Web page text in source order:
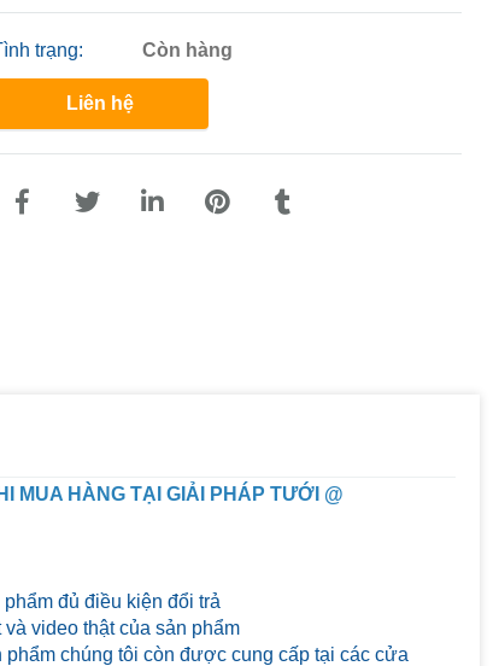
trạng: Còn hàng
Liên hệ
MUA HÀNG TẠI GIẢI PHÁP TƯỚI @
đủ điều kiện đổi trả
video thật của sản phẩm
chúng tôi còn được cung cấp tại các cửa